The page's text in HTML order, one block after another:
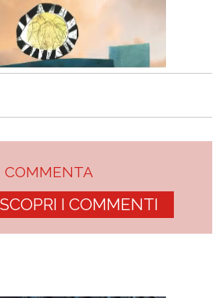
COMMENTA
I COMMENTI